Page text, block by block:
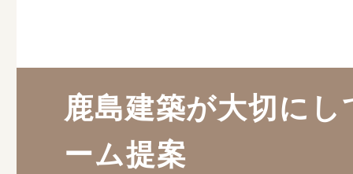
鹿島建築が大切に
ーム提案